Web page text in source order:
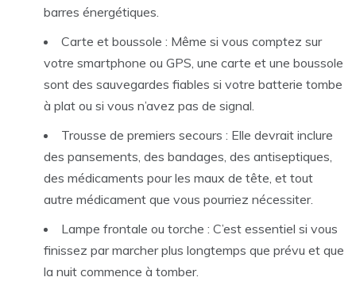
barres énergétiques.
Carte et boussole : Même si vous comptez sur
votre smartphone ou GPS, une carte et une boussole
sont des sauvegardes fiables si votre batterie tombe
à plat ou si vous n’avez pas de signal.
Trousse de premiers secours : Elle devrait inclure
des pansements, des bandages, des antiseptiques,
des médicaments pour les maux de tête, et tout
autre médicament que vous pourriez nécessiter.
Lampe frontale ou torche : C’est essentiel si vous
finissez par marcher plus longtemps que prévu et que
la nuit commence à tomber.